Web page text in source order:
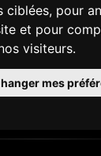
ciblées, pour
et pour
visiteurs.
mes
de Corse
de Rocca